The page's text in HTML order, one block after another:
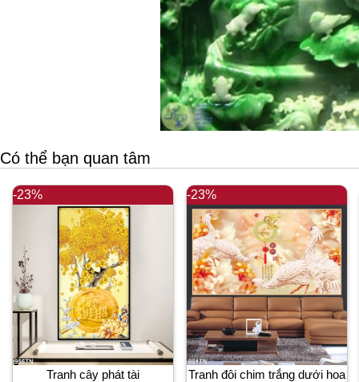
Có thể bạn quan tâm
-23%
Tranh cây phát tài
-23%
Tranh đôi chim trắng dưới hoa